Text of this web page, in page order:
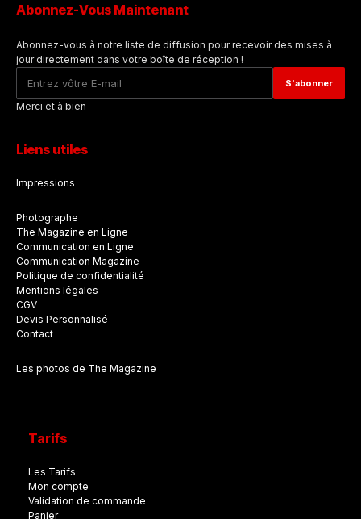
Abonnez-Vous Maintenant
Abonnez-vous à notre liste de diffusion pour recevoir des mises à
jour directement dans votre boîte de réception !
Merci et à bien
Liens utiles
Impressions
Photographe
The Magazine en Ligne
Communication en Ligne
Communication Magazine
Politique de confidentialité
Mentions légales
CGV
Devis Personnalisé
Contact
Les photos de The Magazine
Tarifs
Les Tarifs
Mon compte
Validation de commande
Panier